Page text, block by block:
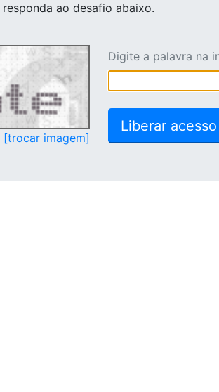
responda ao desafio abaixo.
[trocar imagem]
Digite a palavra na